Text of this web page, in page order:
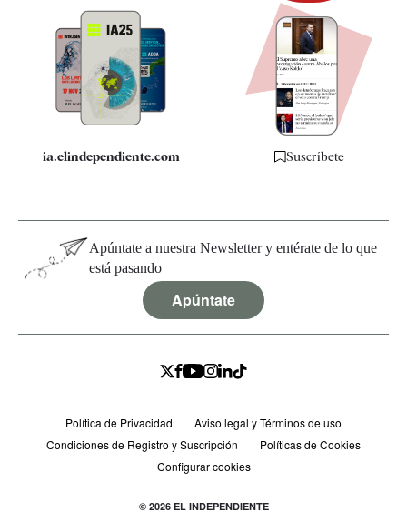
Quiénes somos
Especificaciones
ia.elindependiente.com Suscríbete
Apúntate a nuestra Newsletter y entérate de lo que
está pasando
Apúntate
Política de Privacidad
Aviso legal y Términos de uso
Condiciones de Registro y Suscripción
Políticas de Cookies
Configurar cookies
© 2026 EL INDEPENDIENTE